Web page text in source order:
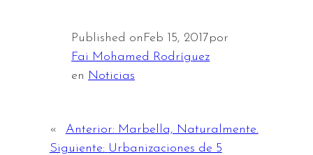
Published on Feb 15, 2017por
Fai Mohamed Rodríguez
en Noticias
« Anterior: Marbella, Naturalmente.
Siguiente: Urbanizaciones de 5